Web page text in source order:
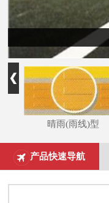
晴雨(雨线)型
产品快速导航